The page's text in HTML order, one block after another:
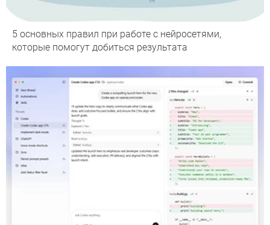
5 основных правил при работе с нейросетями,
которые помогут добиться результата